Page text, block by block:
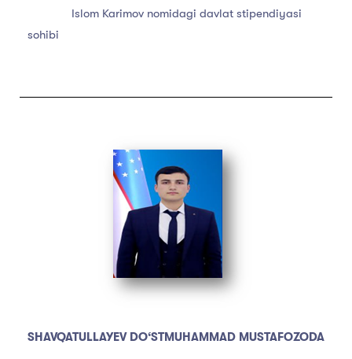
Islom Karimov nomidagi davlat stipendiyasi
sohibi
SHAVQATULLAYEV DO‘STMUHAMMAD MUSTAFOZODA